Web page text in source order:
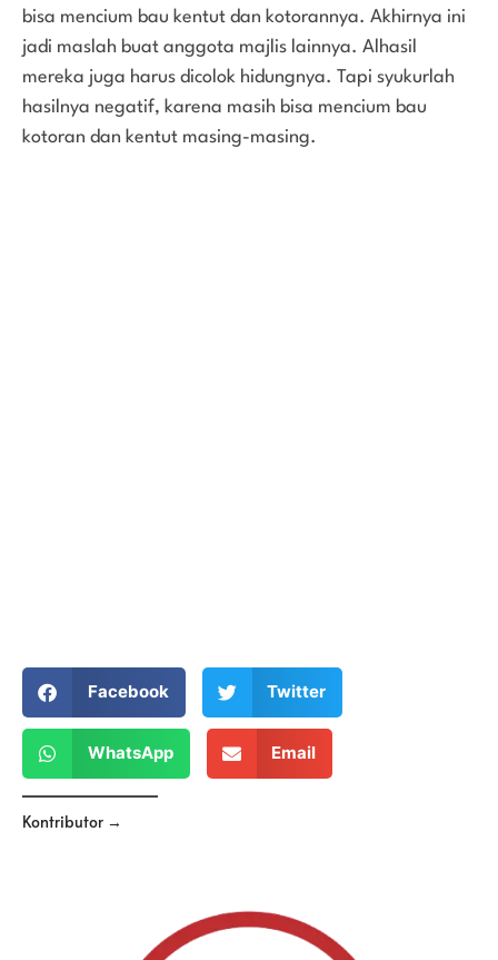
bisa mencium bau kentut dan kotorannya. Akhirnya ini
jadi maslah buat anggota majlis lainnya. Alhasil
mereka juga harus dicolok hidungnya. Tapi syukurlah
hasilnya negatif, karena masih bisa mencium bau
kotoran dan kentut masing-masing.
Facebook Twitter
WhatsApp Email
Kontributor →